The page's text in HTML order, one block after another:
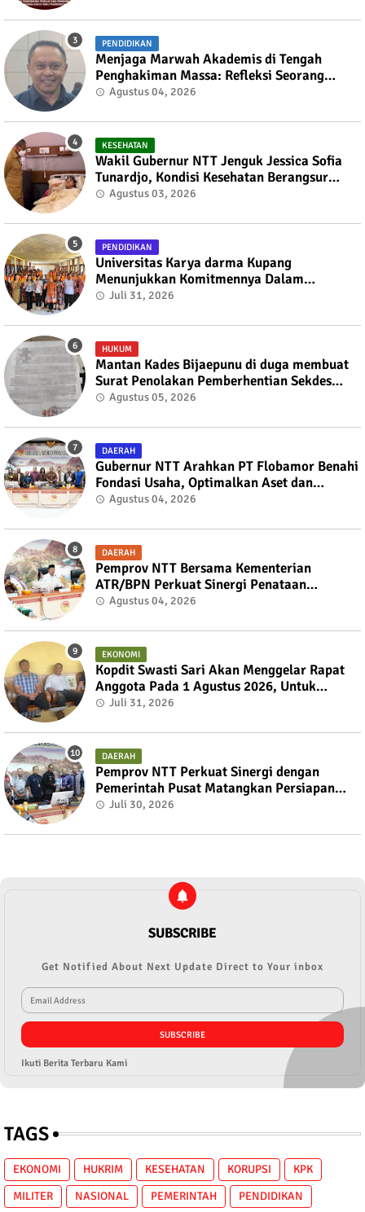
PENDIDIKAN
Menjaga Marwah Akademis di Tengah
Penghakiman Massa: Refleksi Seorang
Dosen Oleh Dr. Tian Liufeto Dosen Pada
Agustus 04, 2026
KESEHATAN
Wakil Gubernur NTT Jenguk Jessica Sofia
Tunardjo, Kondisi Kesehatan Berangsur
Membaik
Agustus 03, 2026
PENDIDIKAN
Universitas Karya darma Kupang
Menunjukkan Komitmennya Dalam
Mendukung Pembangunan Masyarakat
Juli 31, 2026
HUKUM
Mantan Kades Bijaepunu di duga membuat
Surat Penolakan Pemberhentian Sekdes
kepada Bupati TTS
Agustus 05, 2026
DAERAH
Gubernur NTT Arahkan PT Flobamor Benahi
Fondasi Usaha, Optimalkan Aset dan
Ekspansi Bisnis
Agustus 04, 2026
DAERAH
Pemprov NTT Bersama Kementerian
ATR/BPN Perkuat Sinergi Penataan
Pertanahan dan Tata Ruang
Agustus 04, 2026
EKONOMI
Kopdit Swasti Sari Akan Menggelar Rapat
Anggota Pada 1 Agustus 2026, Untuk
Mengembalikan Kedaulatan Anggota
Juli 31, 2026
DAERAH
Pemprov NTT Perkuat Sinergi dengan
Pemerintah Pusat Matangkan Persiapan
PON XXII 2028 dan PESONAS II 2026
Juli 30, 2026
SUBSCRIBE
Get Notified About Next Update Direct to Your inbox
Ikuti Berita Terbaru Kami
TAGS
EKONOMI HUKRIM KESEHATAN KORUPSI
KPK
MILITER
NASIONAL PEMERINTAH PENDIDIKAN